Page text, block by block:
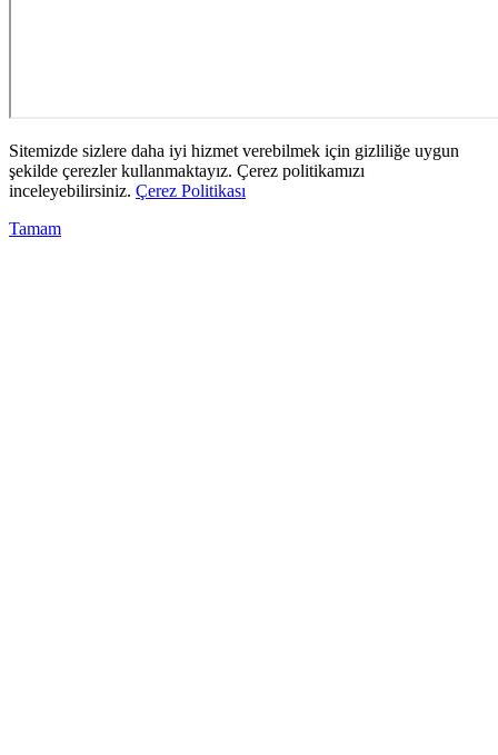
Sitemizde sizlere daha iyi hizmet verebilmek için gizliliğe uygun
şekilde çerezler kullanmaktayız. Çerez politikamızı
inceleyebilirsiniz. Çerez Politikası
Tamam